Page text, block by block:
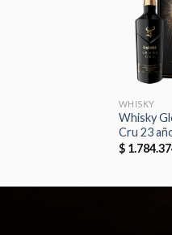
WHISKY
Whisky
Cru 23
$